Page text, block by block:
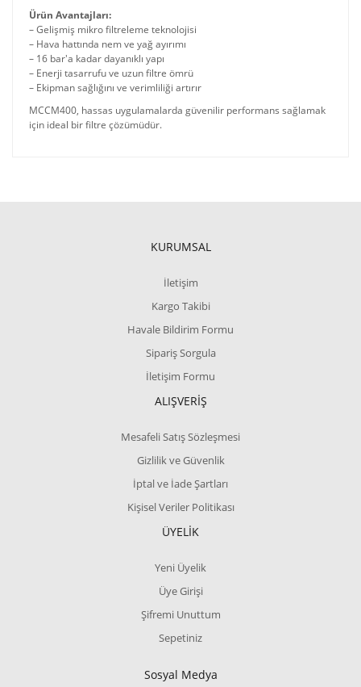
Ürün Avantajları:
– Gelişmiş mikro filtreleme teknolojisi
– Hava hattında nem ve yağ ayırımı
– 16 bar'a kadar dayanıklı yapı
– Enerji tasarrufu ve uzun filtre ömrü
– Ekipman sağlığını ve verimliliği artırır
MCCM400, hassas uygulamalarda güvenilir performans sağlamak
için ideal bir filtre çözümüdür.
KURUMSAL
İletişim
Kargo Takibi
Havale Bildirim Formu
Sipariş Sorgula
İletişim Formu
ALIŞVERİŞ
Mesafeli Satış Sözleşmesi
Gizlilik ve Güvenlik
İptal ve İade Şartları
Kişisel Veriler Politikası
ÜYELİK
Yeni Üyelik
Üye Girişi
Şifremi Unuttum
Sepetiniz
Sosyal Medya